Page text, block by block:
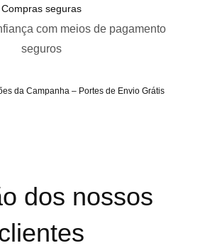
Compras seguras
com meios de pagamento
seguros
da Campanha – Portes de Envio Grátis
dos nossos